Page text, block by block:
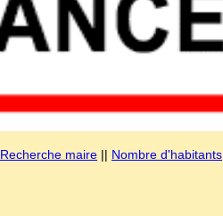
Recherche maire || Nombre d'habitants